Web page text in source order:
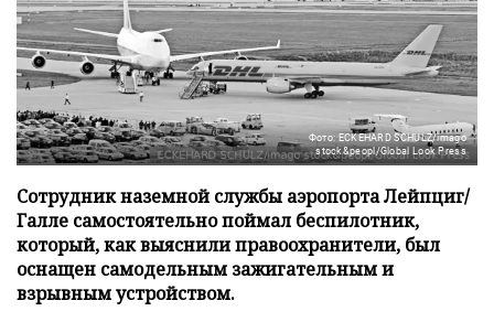
Фото: ECKEHARD SCHULZ/imago
stock&peopl/Global Look Press
Сотрудник наземной службы аэропорта Лейпциг/
Галле самостоятельно поймал беспилотник,
который, как выяснили правоохранители, был
оснащен самодельным зажигательным и
взрывным устройством.